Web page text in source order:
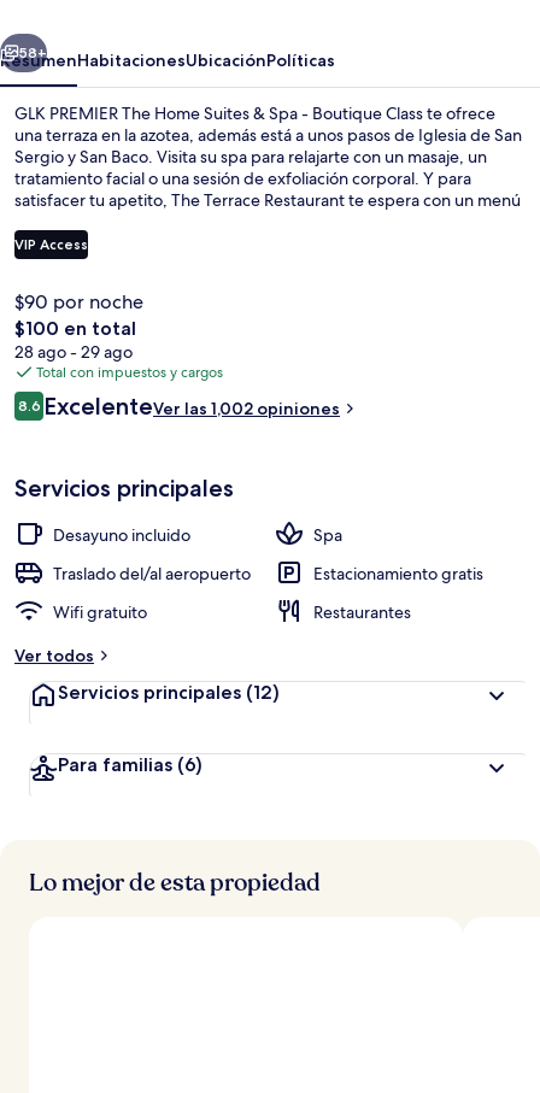
Suites
&
Spa
Boutique
Class
Siguiente
58+
ResumenHabitacionesUbicaciónPolíticas
GLK PREMIER The Home Suites & Spa - Boutique Class te ofrece
una terraza en la azotea, además está a unos pasos de Iglesia de San
Sergio y San Baco. Visita su spa para relajarte con un masaje, un
tratamiento facial o una sesión de exfoliación corporal. Y para
satisfacer tu apetito, The Terrace Restaurant te espera con un menú
fitness y su sauna. El personal amable y el desayuno reciben muy
buenas calificaciones de otros visitantes. Hay opciones de
Sultanahmet está a 9 minutos y Estación de tranvía Çemberlitas está
a 10 minutos.
VIP Access
$90 por noche
El
precio
total
es
de
$100 en total
28 ago - 29 ago
Total con impuestos y cargos
Opiniones
8.68.6 de 10,
ExcelenteVer las 1,002 opiniones
Servicios principales
Desayuno incluido
Spa
Traslado del/al aeropuerto
Estacionamiento gratis
Wifi gratuito
Restaurantes
Ver todos
Servicios principales (12)
Para familias (6)
Lo mejor de esta propiedad